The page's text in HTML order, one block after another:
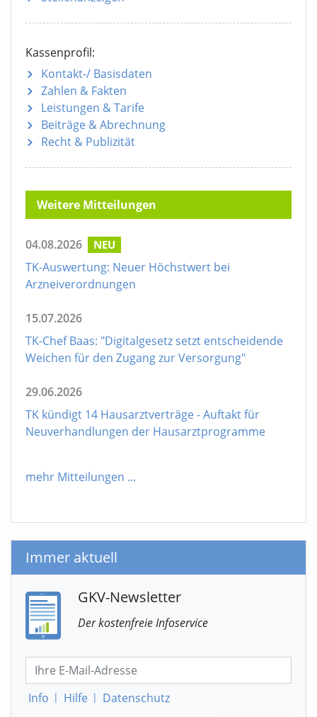
Kassenprofil:
Kontakt-/ Basisdaten
Zahlen & Fakten
Leistungen & Tarife
Beiträge & Abrechnung
Recht & Publizität
Weitere Mitteilungen
04.08.2026 NEU
TK-Auswertung: Neuer Höchstwert bei
Arzneiverordnungen
15.07.2026
TK-Chef Baas: "Digitalgesetz setzt entscheidende
Weichen für den Zugang zur Versorgung"
29.06.2026
TK kündigt 14 Hausarztverträge - Auftakt für
Neuverhandlungen der Hausarztprogramme
mehr Mitteilungen ...
Immer aktuell
GKV-Newsletter
Der kostenfreie Infoservice
Info | Hilfe | Datenschutz